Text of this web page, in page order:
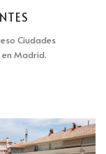
Ciudades
Madrid.